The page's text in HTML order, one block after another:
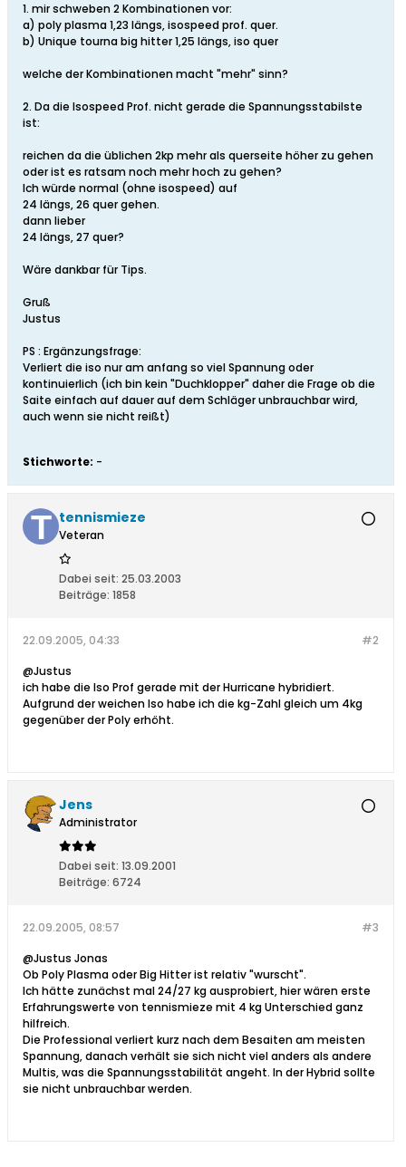
1. mir schweben 2 Kombinationen vor:
a) poly plasma 1,23 längs, isospeed prof. quer.
b) Unique tourna big hitter 1,25 längs, iso quer
welche der Kombinationen macht "mehr" sinn?
2. Da die Isospeed Prof. nicht gerade die Spannungsstabilste
ist:
reichen da die üblichen 2kp mehr als querseite höher zu gehen
oder ist es ratsam noch mehr hoch zu gehen?
Ich würde normal (ohne isospeed) auf
24 längs, 26 quer gehen.
dann lieber
24 längs, 27 quer?
Wäre dankbar für Tips.
Gruß
Justus
PS : Ergänzungsfrage:
Verliert die iso nur am anfang so viel Spannung oder
kontinuierlich (ich bin kein "Duchklopper" daher die Frage ob die
Saite einfach auf dauer auf dem Schläger unbrauchbar wird,
auch wenn sie nicht reißt)
Stichworte: -
tennismieze
Veteran
Dabei seit: 25.03.2003
Beiträge: 1858
#2
22.09.2005, 04:33
@Justus
ich habe die Iso Prof gerade mit der Hurricane hybridiert.
Aufgrund der weichen Iso habe ich die kg-Zahl gleich um 4kg
gegenüber der Poly erhöht.
Jens
Administrator
Dabei seit: 13.09.2001
Beiträge: 6724
#3
22.09.2005, 08:57
@Justus Jonas
Ob Poly Plasma oder Big Hitter ist relativ "wurscht".
Ich hätte zunächst mal 24/27 kg ausprobiert, hier wären erste
Erfahrungswerte von tennismieze mit 4 kg Unterschied ganz
hilfreich.
Die Professional verliert kurz nach dem Besaiten am meisten
Spannung, danach verhält sie sich nicht viel anders als andere
Multis, was die Spannungsstabilität angeht. In der Hybrid sollte
sie nicht unbrauchbar werden.